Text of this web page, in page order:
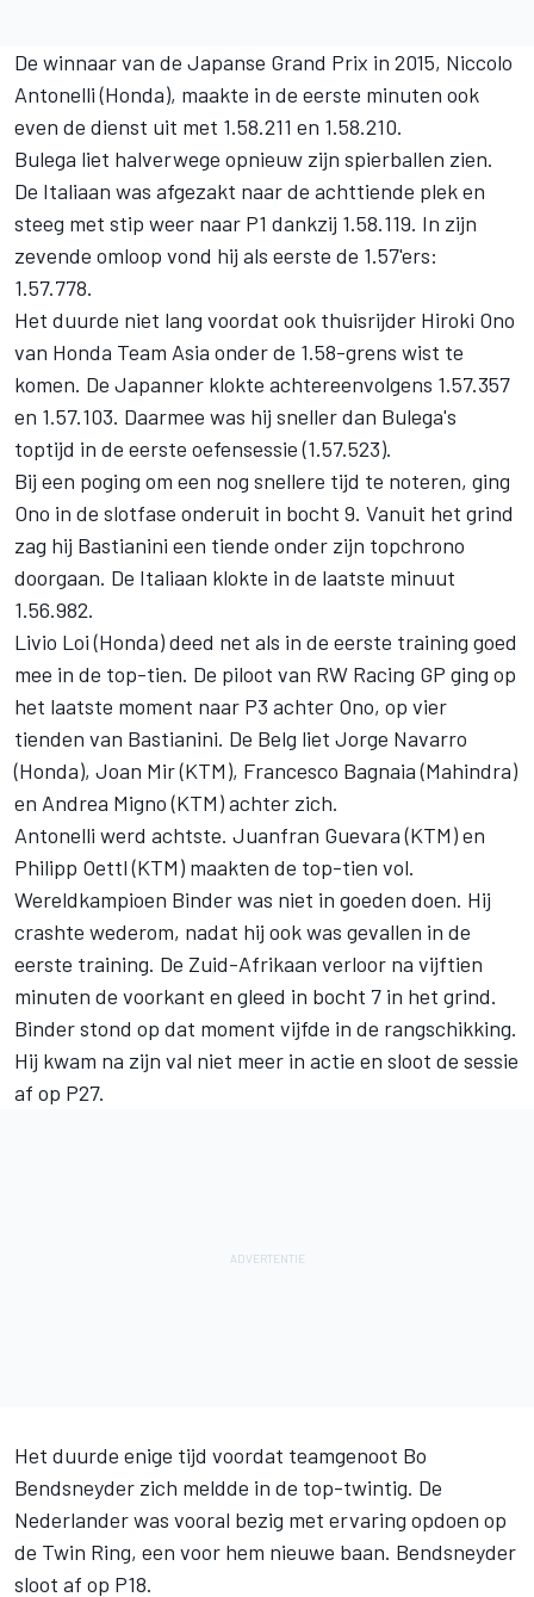
De winnaar van de Japanse Grand Prix in 2015, Niccolo
Antonelli (Honda), maakte in de eerste minuten ook
even de dienst uit met 1.58.211 en 1.58.210.
Bulega liet halverwege opnieuw zijn spierballen zien.
De Italiaan was afgezakt naar de achttiende plek en
steeg met stip weer naar P1 dankzij 1.58.119. In zijn
zevende omloop vond hij als eerste de 1.57'ers:
1.57.778.
Het duurde niet lang voordat ook thuisrijder Hiroki Ono
van Honda Team Asia onder de 1.58-grens wist te
komen. De Japanner klokte achtereenvolgens 1.57.357
en 1.57.103. Daarmee was hij sneller dan Bulega's
toptijd in de eerste oefensessie (1.57.523).
Bij een poging om een nog snellere tijd te noteren, ging
Ono in de slotfase onderuit in bocht 9. Vanuit het grind
zag hij Bastianini een tiende onder zijn topchrono
doorgaan. De Italiaan klokte in de laatste minuut
1.56.982.
Livio Loi (Honda) deed net als in de eerste training goed
mee in de top-tien. De piloot van RW Racing GP ging op
het laatste moment naar P3 achter Ono, op vier
tienden van Bastianini. De Belg liet Jorge Navarro
(Honda), Joan Mir (KTM), Francesco Bagnaia (Mahindra)
en Andrea Migno (KTM) achter zich.
Antonelli werd achtste. Juanfran Guevara (KTM) en
Philipp Oettl (KTM) maakten de top-tien vol.
Wereldkampioen Binder was niet in goeden doen. Hij
crashte wederom, nadat hij ook was gevallen in de
eerste training. De Zuid-Afrikaan verloor na vijftien
minuten de voorkant en gleed in bocht 7 in het grind.
Binder stond op dat moment vijfde in de rangschikking.
Hij kwam na zijn val niet meer in actie en sloot de sessie
af op P27.
Het duurde enige tijd voordat teamgenoot Bo
Bendsneyder zich meldde in de top-twintig. De
Nederlander was vooral bezig met ervaring opdoen op
de Twin Ring, een voor hem nieuwe baan. Bendsneyder
sloot af op P18.